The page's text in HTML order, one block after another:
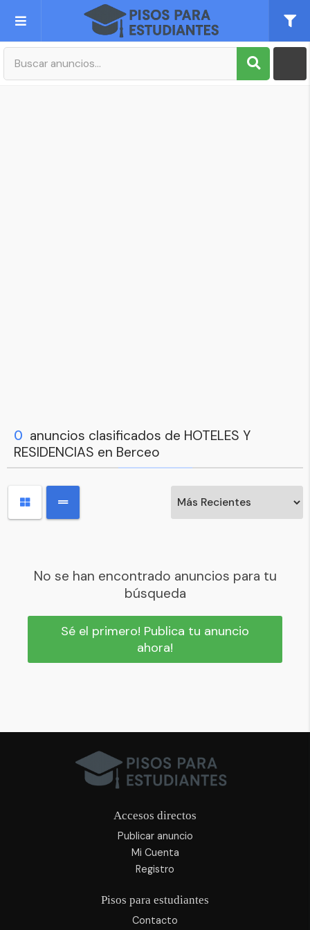
Publica tu Anuncio
0 anuncios clasificados de HOTELES Y
RESIDENCIAS en Berceo
No se han encontrado anuncios para tu
búsqueda
Sé el primero! Publica tu anuncio
ahora!
Accesos directos
Publicar anuncio
Mi Cuenta
Registro
Pisos para estudiantes
Contacto